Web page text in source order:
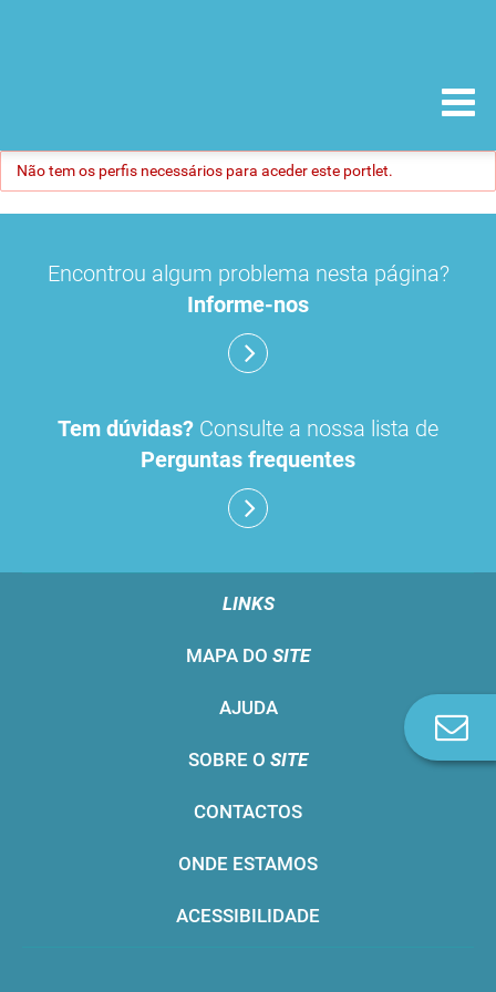
Não tem os perfis necessários para aceder este portlet.
Encontrou algum problema nesta página?
Informe-nos
Tem dúvidas? Consulte a nossa lista de
Perguntas frequentes
LINKS
MAPA DO SITE
AJUDA
SOBRE O SITE
CONTACTOS
ONDE ESTAMOS
ACESSIBILIDADE